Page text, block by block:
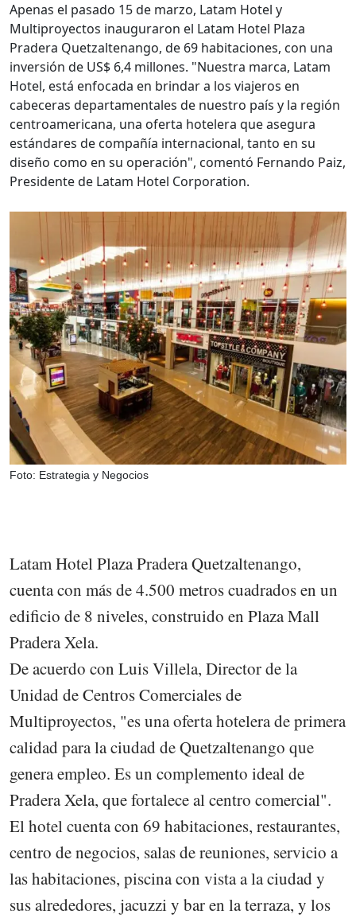
Apenas el pasado 15 de marzo, Latam Hotel y
Multiproyectos inauguraron el Latam Hotel Plaza
Pradera Quetzaltenango, de 69 habitaciones, con una
inversión de US$ 6,4 millones. "Nuestra marca, Latam
Hotel, está enfocada en brindar a los viajeros en
cabeceras departamentales de nuestro país y la región
centroamericana, una oferta hotelera que asegura
estándares de compañía internacional, tanto en su
diseño como en su operación", comentó Fernando Paiz,
Presidente de Latam Hotel Corporation.
Foto: Estrategia y Negocios
Latam Hotel Plaza Pradera Quetzaltenango,
cuenta con más de 4.500 metros cuadrados en un
edificio de 8 niveles, construido en Plaza Mall
Pradera Xela.
De acuerdo con Luis Villela, Director de la
Unidad de Centros Comerciales de
Multiproyectos, "es una oferta hotelera de primera
calidad para la ciudad de Quetzaltenango que
genera empleo. Es un complemento ideal de
Pradera Xela, que fortalece al centro comercial".
El hotel cuenta con 69 habitaciones, restaurantes,
centro de negocios, salas de reuniones, servicio a
las habitaciones, piscina con vista a la ciudad y
sus alrededores, jacuzzi y bar en la terraza, y los